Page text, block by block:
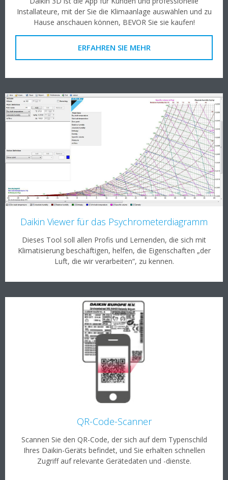
Installateure, mit der Sie die Klimaanlage auswählen und zu
Hause anschauen können, BEVOR Sie sie kaufen!
ERFAHREN SIE MEHR
Daikin Viewer für das Psychrometerdiagramm
Dieses Tool soll allen Profis und Lernenden, die sich mit
Klimatisierung beschäftigen, helfen, die Eigenschaften „der
Luft, die wir verarbeiten“, zu kennen.
QR-Code-Scanner
Scannen Sie den QR-Code, der sich auf dem Typenschild
Ihres Daikin-Geräts befindet, und Sie erhalten schnellen
Zugriff auf relevante Gerätedaten und -dienste.